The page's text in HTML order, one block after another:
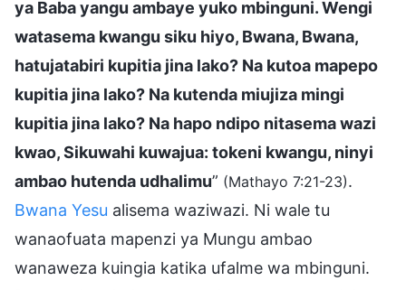
ya Baba yangu ambaye yuko mbinguni. Wengi
watasema kwangu siku hiyo, Bwana, Bwana,
hatujatabiri kupitia jina lako? Na kutoa mapepo
kupitia jina lako? Na kutenda miujiza mingi
kupitia jina lako? Na hapo ndipo nitasema wazi
kwao, Sikuwahi kuwajua: tokeni kwangu, ninyi
ambao hutenda udhalimu” (Mathayo 7:21-23).
Bwana Yesu alisema waziwazi. Ni wale tu
wanaofuata mapenzi ya Mungu ambao
wanaweza kuingia katika ufalme wa mbinguni.